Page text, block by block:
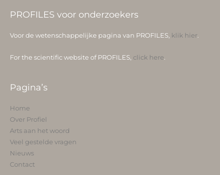
PROFILES voor onderzoekers
Voor de wetenschappelijke pagina van PROFILES, klik hier.
For the scientific website of PROFILES, click here.
Pagina’s
Home
Over Profiel
Arts aan het woord
Veel gestelde vragen
Nieuws
Contact